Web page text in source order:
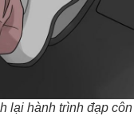
lại hành trình đạp côn